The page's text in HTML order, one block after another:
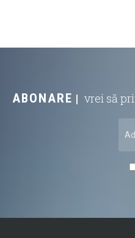
ABONARE vrei să